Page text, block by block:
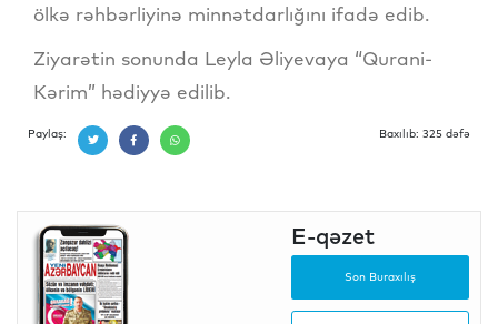
ölkə rəhbərliyinə minnətdarlığını ifadə edib.
Ziyarətin sonunda Leyla Əliyevaya “Qurani-
Kərim” hədiyyə edilib.
Paylaş: Baxılıb: 325 dəfə
E-qəzet
Son Buraxılış